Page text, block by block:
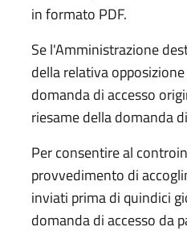
in formato PDF.
Se l'Amministrazione
della relativa
domanda di accesso
riesame della domanda
Per consentire al
provvedimento di
inviati prima di quindici
domanda di accesso da